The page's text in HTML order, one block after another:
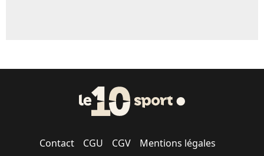
Contact CGU CGV Mentions légales